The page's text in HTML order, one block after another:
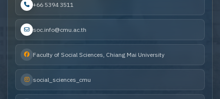
+66 5394 3511
soc.info@cmu.ac.th
Faculty of Social Sciences, Chiang Mai University
social_sciences_cmu